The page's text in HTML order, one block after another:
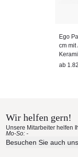
Ego
cm mit
ab
Wir helfen gern!
Unsere Mitarbeiter helfen
Mo-So: -
Besuchen Sie auch